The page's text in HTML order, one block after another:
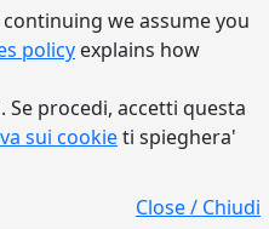
we assume you
policy explains how
procedi, accetti questa
sui cookieti spieghera'
Close / Chiudi